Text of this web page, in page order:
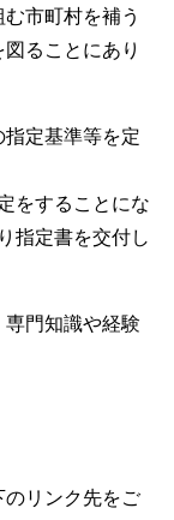
市町村を補う
ることにあり
定基準等を定
をすることにな
指定書を交付し
門知識や経験
リンク先をご